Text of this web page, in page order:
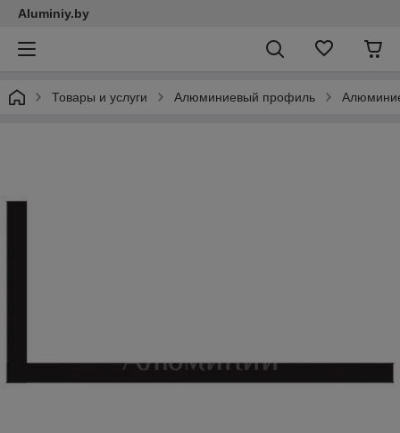
Aluminiy.by
Товары и услуги Алюминиевый профиль